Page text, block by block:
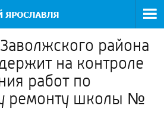
района
на контроле
работ по
ремонту школы №